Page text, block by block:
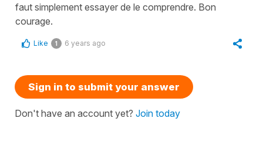
faut simplement essayer de le comprendre. Bon
courage.
Like 1 6 years ago
Sign in to submit your answer
Don't have an account yet? Join today